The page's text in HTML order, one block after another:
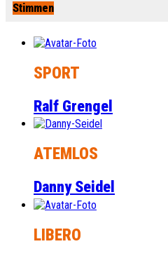
Stimmen
SPORT
Ralf Grengel
ATEMLOS
Danny Seidel
LIBERO